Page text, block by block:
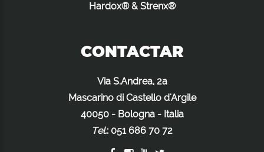
Hardox® & Strenx®
CONTACTAR
Via S.Andrea, 2a
Mascarino di Castello d'Argile
40050 - Bologna - Italia
Tel.: 051 686 70 72